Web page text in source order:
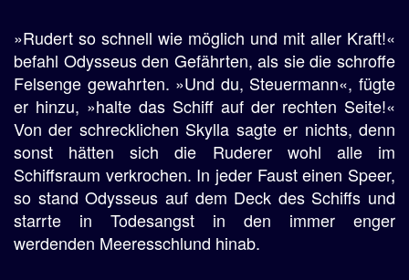
»Rudert so schnell wie möglich und mit aller Kraft!«
befahl Odysseus den Gefährten, als sie die schroffe
Felsenge gewahrten. »Und du, Steuermann«, fügte
er hinzu, »halte das Schiff auf der rechten Seite!«
Von der schrecklichen Skylla sagte er nichts, denn
sonst hätten sich die Ruderer wohl alle im
Schiffsraum verkrochen. In jeder Faust einen Speer,
so stand Odysseus auf dem Deck des Schiffs und
starrte in Todesangst in den immer enger
werdenden Meeresschlund hinab.